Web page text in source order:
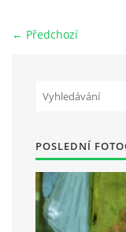
HRY DO ROKU 1973
Občanská
← Předchozí
POSLEDNÍ